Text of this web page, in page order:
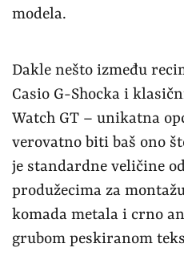
modela.
Dakle nešto između
Casio G-Shocka i
Watch GT – unikatna
verovatno biti baš ono
je standardne veličine
produžecima za
komada metala i crno
grubom peskiranom